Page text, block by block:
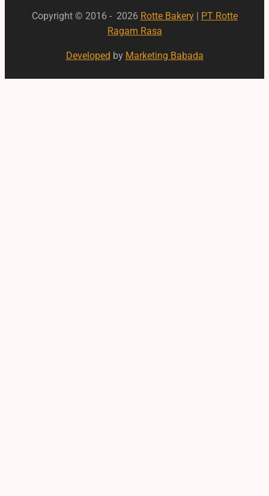
Copyright © 2016 - 2026 Rotte Bakery| PT Rotte
Ragam Rasa
Developed by Marketing Babada